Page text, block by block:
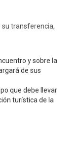
su transferencia,
y sobre la
de sus
que debe llevar
turística de la